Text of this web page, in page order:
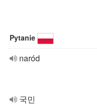
Pytanie
naród
국민